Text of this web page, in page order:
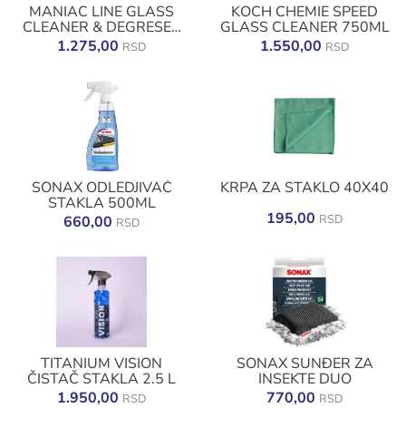
MANIAC LINE GLASS
CLEANER & DEGRESER
500ML
1.275,00 RSD
KOCH CHEMIE SPEED
GLASS CLEANER 750ML
1.550,00 RSD
SONAX ODLEDJIVAČ
STAKLA 500ML
660,00 RSD
KRPA ZA STAKLO 40X40
195,00 RSD
TITANIUM VISION
ČISTAČ STAKLA 2.5 L
1.950,00 RSD
SONAX SUNĐER ZA
INSEKTE DUO
770,00 RSD